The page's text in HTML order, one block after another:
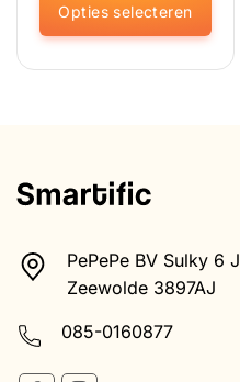
Opties selecteren
Dit
product
optie
kan
worden
op
productpagina
PePePe BV Sulky 6 J
Zeewolde 3897AJ
085-0160877